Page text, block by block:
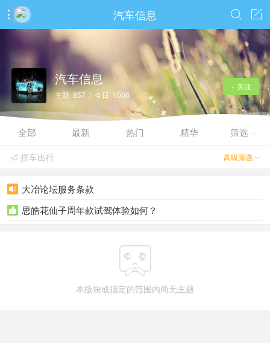
 汽车信息 

+ 关注
汽车信息
主题: 857 / 今日: 1006
全部 最新 热门 精华 筛选 
高级筛选 
 拼车出行
 大冶论坛服务条款
 思皓花仙子周年款试驾体验如何？

本版块或指定的范围内尚无主题